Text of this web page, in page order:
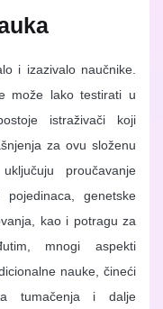
i izazivalo naučnike.
može lako testirati u
istraživači koji
za ovu složenu
proučavanje
genetske
kao i potragu za
mnogi aspekti
nauke, čineći
tumačenja i dalje